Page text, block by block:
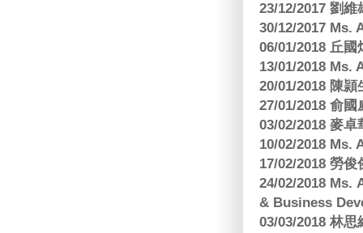
23/12/2017 劉
30/12/2017 Ms.
06/01/2018 丘
13/01/2018 Ms.
20/01/2018 陳
27/01/2018 俞
03/02/2018 麥
10/02/2018 Ms.
17/02/2018 勞
24/02/2018 Ms.
& Business
03/03/2018 林